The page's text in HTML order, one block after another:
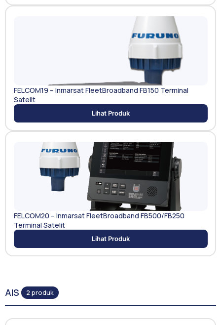
FELCOM19 – Inmarsat FleetBroadband FB150 Terminal
Satelit
Lihat Produk
FELCOM20 – Inmarsat FleetBroadband FB500/FB250
Terminal Satelit
Lihat Produk
AIS 2 produk